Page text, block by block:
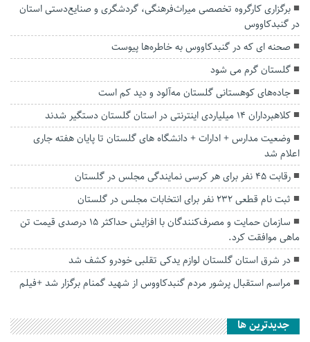
برگزاری کارگروه تخصصی میراث‌فرهنگی، گردشگری و صنایع‌دستی استان
در گنبدکاووس
صحنه ای که در گنبدکاووس به خاطره‌ها پیوست
گلستان گرم می شود
جاده‌های کوهستانی گلستان مه‌آلود و دید کم است
کلاهبرداران ۱۴ میلیاردی اینترنتی در استان گلستان دستگیر شدند
وضعیت مدارس + ادارات + دانشگاه های گلستان تا پایان هفته جاری
اعلام شد
رقابت ۴۵ نفر برای هر کرسی نمایندگی مجلس در گلستان
ثبت نام قطعی ۲۳۲ نفر برای انتخابات مجلس در گلستان
سازمان حمایت و مصرف‌کنندگان با افزایش حداکثر ۱۵ درصدی قیمت تن
ماهی موافقت کرد.
در شرق استان گلستان لوازم یدکی تقلبی خودرو کشف شد
مراسم استقبال پرشور مردم گنبدکاووس از شهید گمنام برگزار شد +فیلم
جديدترين ها